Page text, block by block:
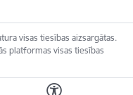
visas tiesības aizsargātas.
platformas visas tiesības